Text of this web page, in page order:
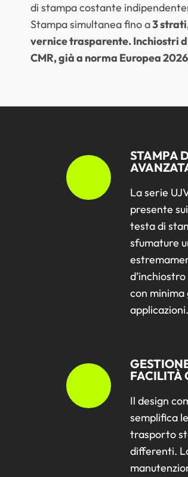
di stampa costante
Stampa simultanea fino a3
vernice trasparente. Inchiostri
CMR, già a norma Europea
STAMPA
La serie
presente
testa di
sfumature
con minima
applicazioni.
FACILITÀ
Il design
semplifica
trasporto
differenti.